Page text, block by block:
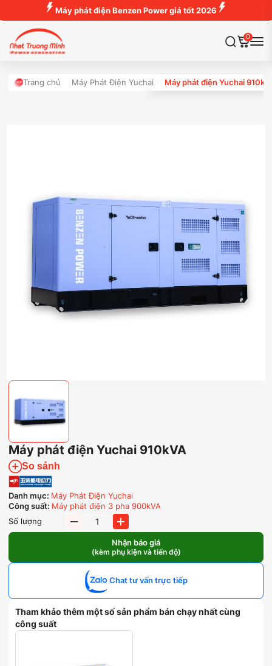
Máy phát điện Benzen Power giá tốt 2026
0
Trang chủ Máy Phát Điện Yuchai Máy phát điện Yuchai
Máy phát điện Yuchai 910kVA
So sánh
Danh mục: Máy Phát Điện Yuchai
Công suất: Máy phát điện 3 pha 900kVA
Số lượng
Máy
phát
Yuchai
910kVA
số
lượng
Nhận báo giá
(kèm phụ kiện và tiến độ)
Chat tư vấn trực tiếp
Tham khảo thêm một số sản phẩm bán chạy nhất cùng
công suất